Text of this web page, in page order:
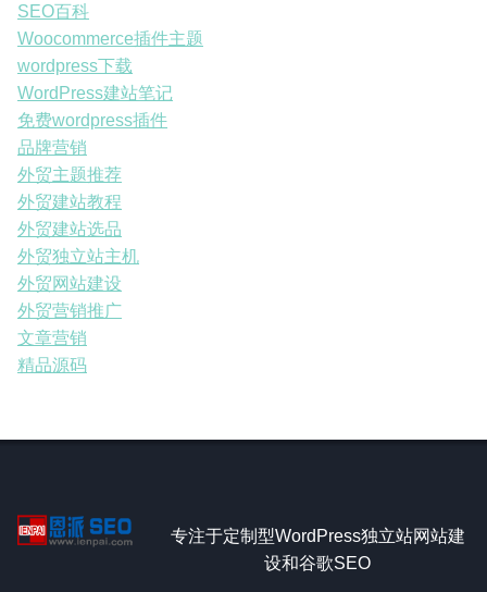
SEO百科
Woocommerce插件主题
wordpress下载
WordPress建站笔记
免费wordpress插件
品牌营销
外贸主题推荐
外贸建站教程
外贸建站选品
外贸独立站主机
外贸网站建设
外贸营销推广
文章营销
精品源码
专注于定制型WordPress独立站网站建
设和谷歌SEO